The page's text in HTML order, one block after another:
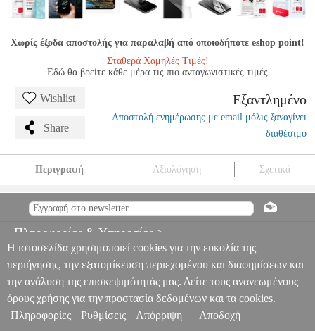
Χωρίς έξοδα αποστολής για παραλαβή από οποιοδήποτε eshop point!
Σταθερά Χαμηλές Τιμές!
Εδώ θα βρείτε κάθε μέρα τις πιο ανταγωνιστικές τιμές
Wishlist
Share
Εξαντλημένο
Αποστολή ενημέρωσης με email μόλις ξαναγίνει
διαθέσιμο
Περιγραφή Αξιολόγηση Σχετικά
GALAXY S23+ TEL.205649 FORCELL
FORCELL
SAMSUNG GALAXY S23+
0
Πληροφορίες & Υπηρεσίες >
Η ιστοσελίδα χρησιμοποιεί cookies για την ευκολία της
περιήγησης, την εξατομίκευση περιεχομένου και διαφημίσεων και
την ανάλυση της επισκεψιμότητάς μας. Δείτε τους ανανεωμένους
όρους χρήσης για την προστασία δεδομένων και τα cookies.
Πληροφορίες
Ρυθμίσεις Απόρριψη Αποδοχή